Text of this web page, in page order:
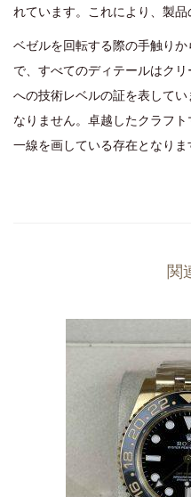
れています。これにより、製品
ベゼルを回転する際の手触り
で、すべてのディテールはク
への技術レベルの証を表して
なりません。卓越したクラフ
一線を画している存在となりま
関